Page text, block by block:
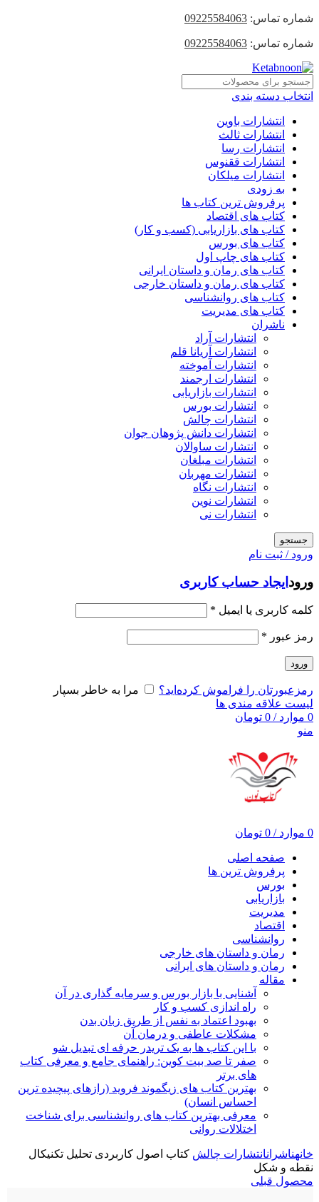
شماره تماس: 09225584063
شماره تماس: 09225584063
انتخاب دسته بندی
انتشارات باوین
انتشارات ثالث
انتشارات رسا
انتشارات ققنوس
انتشارات میلکان
به زودی
پرفروش ترین کتاب ها
کتاب های اقتصاد
کتاب های بازاریابی (کسب و کار)
کتاب های بورس
کتاب های چاپ اول
کتاب های رمان و داستان ایرانی
کتاب های رمان و داستان خارجی
کتاب های روانشناسی
کتاب های مدیریت
ناشران
انتشارات آراد
انتشارات آریانا قلم
انتشارات آموخته
انتشارات ارجمند
انتشارات بازاریابی
انتشارات بورس
انتشارات چالش
انتشارات دانش پژوهان جوان
انتشارات ساوالان
انتشارات مبلغان
انتشارات مهربان
انتشارات نگاه
انتشارات نوین
انتشارات نی
جستجو
ورود / ثبت نام
ورود ایجاد حساب کاربری
کلمه کاربری یا ایمیل *
رمز عبور *
ورود
رمزعبورتان را فراموش کرده‌اید؟
مرا به خاطر بسپار
لیست علاقه مندی ها
0 موارد /
0 تومان
منو
0 موارد /
0 تومان
صفحه اصلی
پرفروش ترین ها
بورس
بازاریابی
مدیریت
اقتصاد
روانشناسی
رمان و داستان های خارجی
رمان و داستان های ایرانی
مقاله
آشنایی با بازار بورس و سرمایه گذاری در آن
راه اندازی کسب و کار
بهبود اعتماد به نفس از طریق زبان بدن
مشکلات عاطفی و درمان آن
با این کتاب ها به یک تریدر حرفه ای تبدیل شو
صفر تا صد بیت کوین: راهنمای جامع و معرفی کتاب
های برتر
بهترین کتاب های زیگموند فروید (رازهای پیچیده ترین
احساس انسان)
معرفی بهترین کتاب های روانشناسی برای شناخت
اختلالات روانی
خانهناشرانانتشارات چالش کتاب اصول کاربردی تحلیل تکنیکال
نقطه و شکل
محصول قبلی